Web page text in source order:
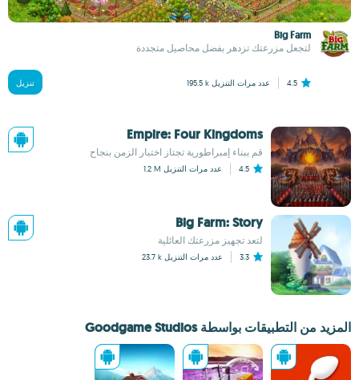
Big Farm
لتجعل مزرعتك تزدهر بفضل محاصيل متجددة
4.5
195.5 k عدد مرات التنزيل تنزيل
Empire: Four Kingdoms
قم ببناء إمبراطورية تجتاز اختبار الزمن بنجاح
4.5
1.2 M عدد مرات التنزيل
Big Farm: Story
لتعد تجهيز مزرعتك العائلية
3.3
23.7 k عدد مرات التنزيل
المزيد من التطبيقات بواسطة Goodgame Studios